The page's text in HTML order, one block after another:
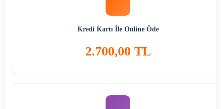
Kredi Kartı İle Online Öde
2.700,00 TL